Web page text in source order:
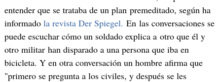
entender que se trataba de un plan premeditado, según ha
informado la revista Der Spiegel. En las conversaciones se
puede escuchar cómo un soldado explica a otro que él y
otro militar han disparado a una persona que iba en
bicicleta. Y en otra conversación un hombre afirma que
"primero se pregunta a los civiles, y después se les